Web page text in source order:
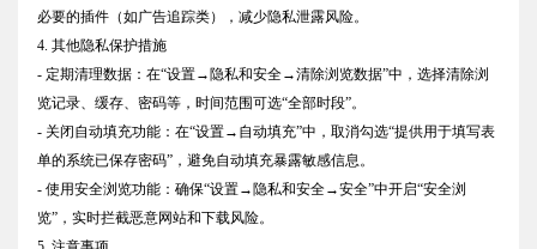
必要的插件（如广告追踪类），减少隐私泄露风险。
4. 其他隐私保护措施
- 定期清理数据：在“设置→隐私和安全→清除浏览数据”中，选择清除浏
览记录、缓存、密码等，时间范围可选“全部时段”。
- 关闭自动填充功能：在“设置→自动填充”中，取消勾选“提供用于填写表
单的系统已保存密码”，避免自动填充暴露敏感信息。
- 使用安全浏览功能：确保“设置→隐私和安全→安全”中开启“安全浏
览”，实时拦截恶意网站和下载风险。